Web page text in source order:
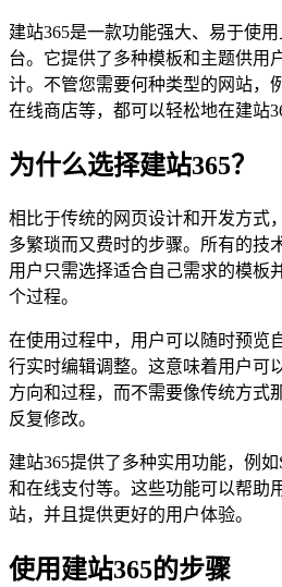
建站365是一款功能强大、易于使
台。它提供了多种模板和主题供用
计。不管您需要何种类型的网站，
在线商店等，都可以轻松地在建站
为什么选择建站365？
相比于传统的网页设计和开发方式
多繁琐而又费时的步骤。所有的技
用户只需选择适合自己需求的模板
个过程。
在使用过程中，用户可以随时预览
行实时编辑调整。这意味着用户可
方向和过程，而不需要像传统方式
反复修改。
建站365提供了多种实用功能，例
和在线支付等。这些功能可以帮助
站，并且提供更好的用户体验。
使用建站365的步骤